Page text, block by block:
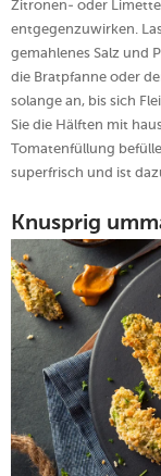
Zitronen- oder
entgegenzuwirken.
gemahlenes Salz und
die Bratpfanne oder
solange an, bis sich
Sie die Hälften mit
Tomatenfüllung
superfrisch und ist
Knusprig